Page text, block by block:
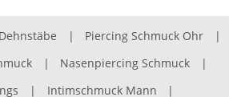
Dehnstäbe | Piercing Schmuck Ohr
|
| Nasenpiercing Schmuck
|
| Intimschmuck Mann
|